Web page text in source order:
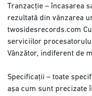
Tranzacție – încasarea
rezultată din vânzarea
twosidesrecords.com
serviciilor
Vânzător, indiferent de
Specificații – toate
așa cum sunt precizate